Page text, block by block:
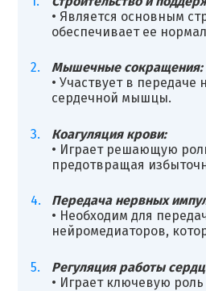
• Является основным
обеспечивает ее
Мышечные сокращения:
• Участвует в
сердечной мышцы.
Коагуляция крови:
• Играет решающую
предотвращая
Передача нервных
• Необходим для
нейромедиаторов,
Регуляция работы
• Играет ключевую